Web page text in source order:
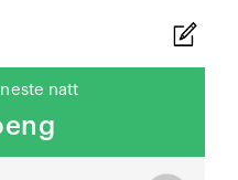
natt